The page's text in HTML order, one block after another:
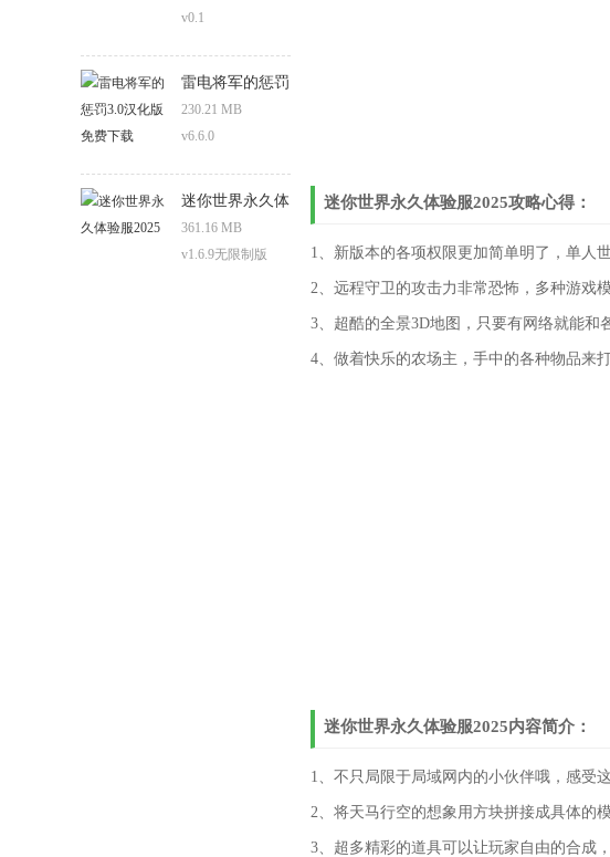
v0.1
雷电将军的惩罚
3.0汉化版免费
下载
230.21 MB
v6.6.0
迷你世界永久体
验服2025
361.16 MB
v1.6.9无限制版
迷你世界永久体验服2025攻略心得：
1、新版本的各项权限更加简单明了，单人
2、远程守卫的攻击力非常恐怖，多种游戏
3、超酷的全景3D地图，只要有网络就能和
4、做着快乐的农场主，手中的各种物品来
迷你世界永久体验服2025内容简介：
1、不只局限于局域网内的小伙伴哦，感受
2、将天马行空的想象用方块拼接成具体的
3、超多精彩的道具可以让玩家自由的合成